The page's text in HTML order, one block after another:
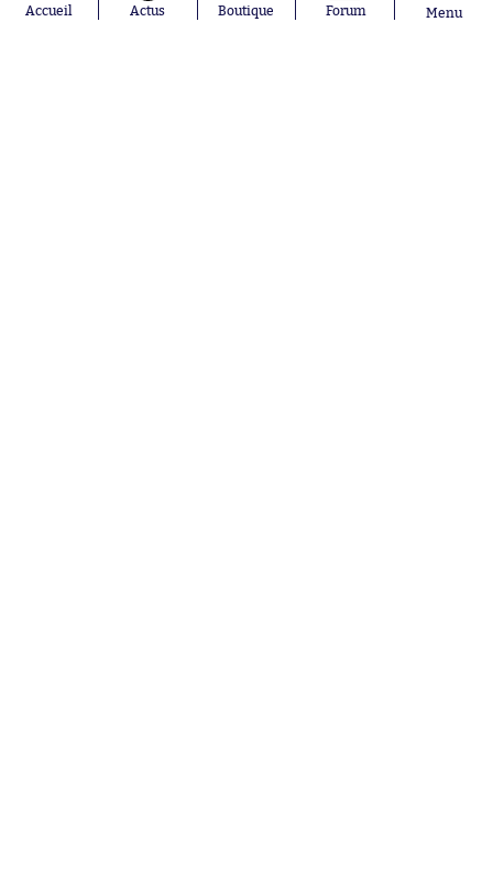
Accueil Actus Boutique Forum Menu